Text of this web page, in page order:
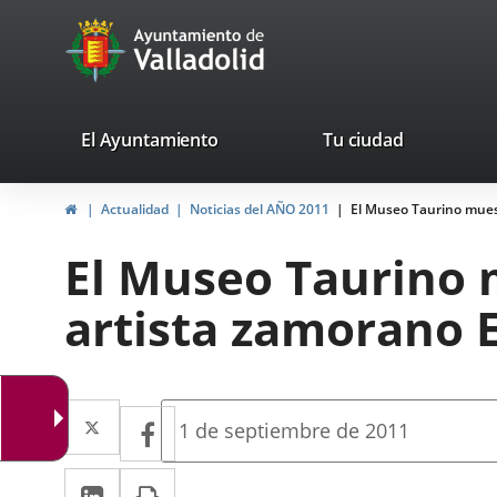
Portal
Web
Ayuntamiento
de
valladolid.es
El Ayuntamiento Tu ciudad
HomeActualidad Noticias del AÑO 2011 El Museo Taurino
El Museo
artista zamorano
Twitter
Enlace
a
Facebook
Enlace
a
Linkedin
Enlace
Fecha
la
1 de septiembre de 2011